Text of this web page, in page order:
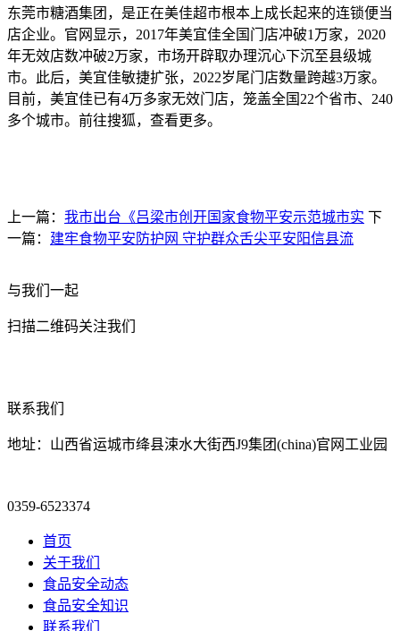
东莞市糖酒集团，是正在美佳超市根本上成长起来的连锁便当
店企业。官网显示，2017年美宜佳全国门店冲破1万家，2020
年无效店数冲破2万家，市场开辟取办理沉心下沉至县级城
市。此后，美宜佳敏捷扩张，2022岁尾门店数量跨越3万家。
目前，美宜佳已有4万多家无效门店，笼盖全国22个省市、240
多个城市。前往搜狐，查看更多。
上一篇： 我市出台《吕梁市创开国家食物平安示范城市实 下
一篇： 建牢食物平安防护网 守护群众舌尖平安阳信县流
与我们一起
扫描二维码关注我们
联系我们
地址：山西省运城市绛县涑水大街西J9集团(china)官网工业园
0359-6523374
首页
关于我们
食品安全动态
食品安全知识
联系我们